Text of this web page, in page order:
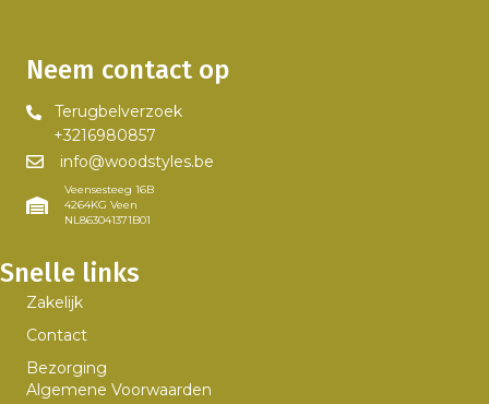
Neem contact op
Terugbelverzoek
+3216980857
info@woodstyles.be
Veensesteeg 16B
4264KG Veen
NL863041371B01
Snelle links
Zakelijk
Contact
Bezorging
Algemene Voorwaarden